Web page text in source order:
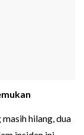
hilang, dua